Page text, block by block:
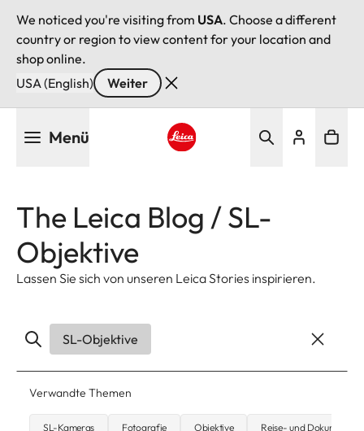
We noticed you're visiting from USA. Choose a different
country or region to view content for your location and
shop online.
USA (English)
Weiter
Menü
The Leica Blog / SL-
Objektive
Lassen Sie sich von unseren Leica Stories inspirieren.
SL-Objektive
Verwandte Themen
SL-Kameras Fotografie Objektive Reise- und